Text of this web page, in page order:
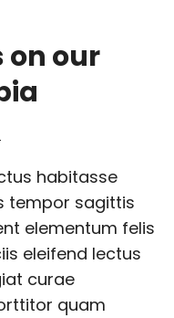
on our
habitasse
tempor sagittis
elementum felis
eleifend lectus
curae
quam